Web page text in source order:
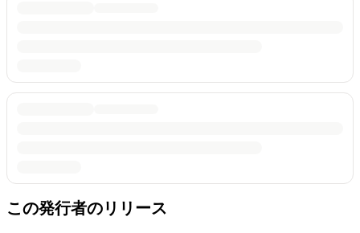
この発行者のリリース